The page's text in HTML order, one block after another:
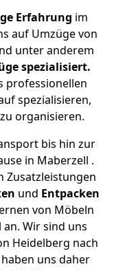
Erfahrung im
auf Umzüge von
unter anderem
spezialisiert.
professionellen
spezialisieren,
organisieren.
bis hin zur
in Maberzell .
Zusatzleistungen
und Entpacken
von Möbeln
Wir sind uns
Heidelberg nach
uns daher